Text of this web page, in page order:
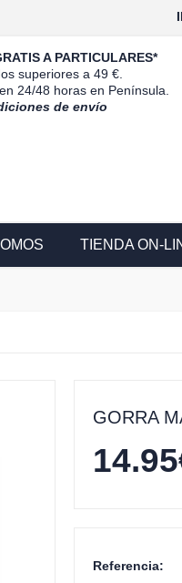
A PARTICULARES*
superiores a 49 €.
24/48 horas en Península.
de envío
TIENDA ON-
GORRA
14.95
Referencia: